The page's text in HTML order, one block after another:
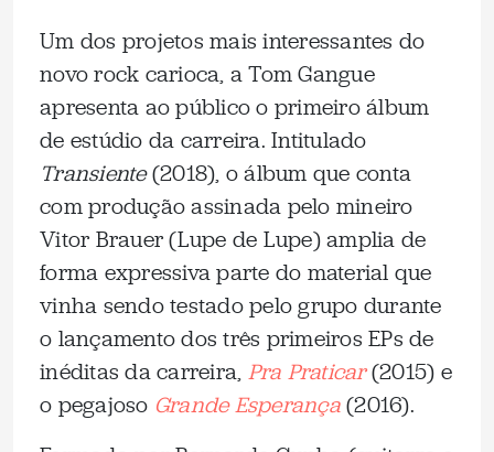
Um dos projetos mais interessantes do
novo rock carioca, a Tom Gangue
apresenta ao público o primeiro álbum
de estúdio da carreira. Intitulado
Transiente(2018), o álbum que conta
com produção assinada pelo mineiro
Vitor Brauer (Lupe de Lupe) amplia de
forma expressiva parte do material que
vinha sendo testado pelo grupo durante
o lançamento dos três primeiros EPs de
inéditas da carreira, Pra Praticar(2015) e
o pegajoso Grande Esperança(2016).